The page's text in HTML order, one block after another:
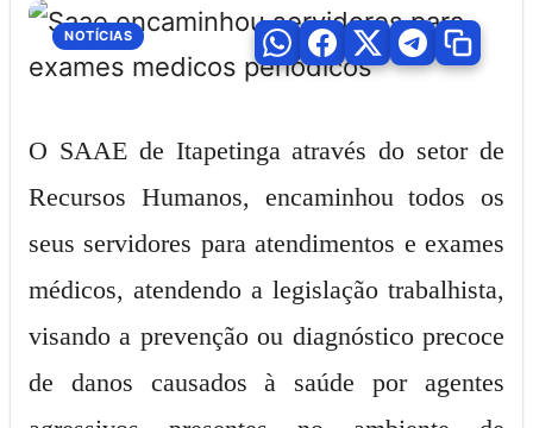
NOTÍCIAS
O SAAE de Itapetinga através do setor de
Recursos Humanos, encaminhou todos os
seus servidores para atendimentos e exames
médicos, atendendo a legislação trabalhista,
visando a prevenção ou diagnóstico precoce
de danos causados à saúde por agentes